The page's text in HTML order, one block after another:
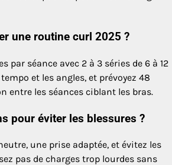
une routine curl 2025 ?
par séance avec 2 à 3 séries de 6 à 12
et les angles, et prévoyez 48
entre les séances ciblant les bras.
pour éviter les blessures ?
une prise adaptée, et évitez les
pas de charges trop lourdes sans